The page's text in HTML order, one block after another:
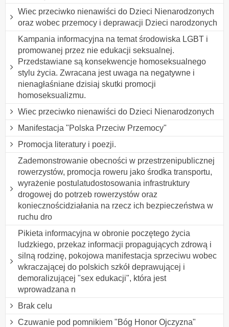
Wiec przeciwko nienawiści do Dzieci Nienarodzonych
oraz wobec przemocy i deprawacji Dzieci narodzonych
Kampania informacyjna na temat środowiska LGBT i
promowanej przez nie edukacji seksualnej.
Przedstawiane są konsekwencje homoseksualnego
stylu życia. Zwracana jest uwaga na negatywne i
nienagłaśniane dzisiaj skutki promocji
homoseksualizmu.
Wiec przeciwko nienawiści do Dzieci Nienarodzonych
Manifestacja "Polska Przeciw Przemocy"
Promocja literatury i poezji.
Zademonstrowanie obecności w przestrzenipublicznej
rowerzystów, promocja roweru jako środka transportu,
wyrażenie postulatudostosowania infrastruktury
drogowej do potrzeb rowerzystów oraz
koniecznościdziałania na rzecz ich bezpieczeństwa w
ruchu dro
Pikieta informacyjna w obronie poczętego życia
ludzkiego, przekaz informacji propagujących zdrową i
silną rodzinę, pokojowa manifestacja sprzeciwu wobec
wkraczającej do polskich szkół deprawującej i
demoralizującej "sex edukacji", która jest
wprowadzana n
Brak celu
Czuwanie pod pomnikiem "Bóg Honor Ojczyzna"